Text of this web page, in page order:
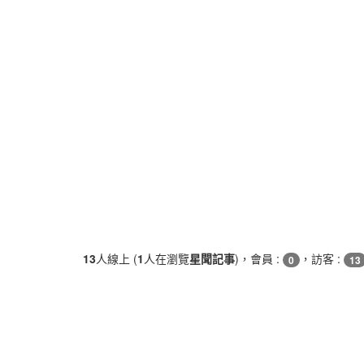
13人線上 (1人在瀏覽星聞記事)，會員 : 0 ，訪客 : 13